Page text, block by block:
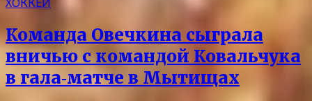
Команда Овечкина сыграла
вничью с командой Ковальчука
в гала‑матче в Мытищах